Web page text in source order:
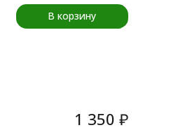
В корзину
1 350 ₽